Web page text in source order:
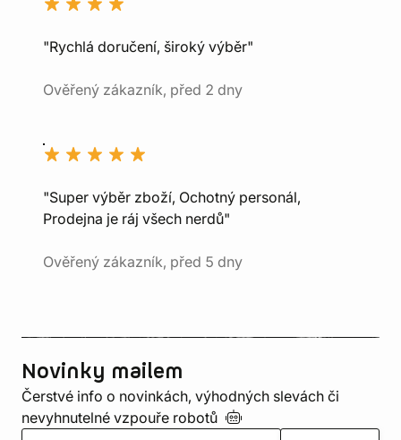
"Rychlá doručení, široký výběr"
Ověřený zákazník, před 2 dny
"Super výběr zboží, Ochotný personál,
Prodejna je ráj všech nerdů"
Ověřený zákazník, před 5 dny
Novinky mailem
Čerstvé info o novinkách, výhodných slevách či
nevyhnutelné vzpouře robotů